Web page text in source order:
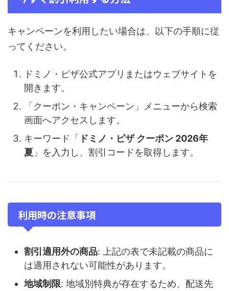
キャンペーンを利用したい場合は、以下の手順に従
ってください。
ドミノ・ピザ公式アプリまたはウェブサイトを
開きます。
「クーポン・キャンペーン」メニューから検索
画面へアクセスします。
キーワード「 ドミノ・ピザ クーポン 2026年
夏 」を入力し、割引コードを取得します。
利用時の注意事項
割引適用外の商品: 上記の表で未記載の商品に
は適用されない可能性があります。
地域制限: 地域別特典が存在するため、配送先